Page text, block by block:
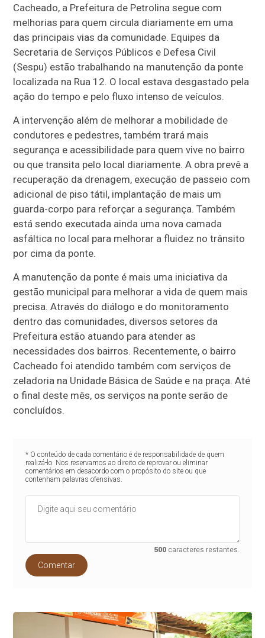
Cacheado, a Prefeitura de Petrolina segue com
melhorias para quem circula diariamente em uma
das principais vias da comunidade. Equipes da
Secretaria de Serviços Públicos e Defesa Civil
(Sespu) estão trabalhando na manutenção da ponte
localizada na Rua 12. O local estava desgastado pela
ação do tempo e pelo fluxo intenso de veículos.
A intervenção além de melhorar a mobilidade de
condutores e pedestres, também trará mais
segurança e acessibilidade para quem vive no bairro
ou que transita pelo local diariamente. A obra prevê a
recuperação da drenagem, execução de passeio com
adicional de piso tátil, implantação de mais um
guarda-corpo para reforçar a segurança. Também
está sendo executada ainda uma nova camada
asfáltica no local para melhorar a fluidez no trânsito
por cima da ponte.
A manutenção da ponte é mais uma iniciativa da
gestão municipal para melhorar a vida de quem mais
precisa. Através do diálogo e do monitoramento
dentro das comunidades, diversos setores da
Prefeitura estão atuando para atender as
necessidades dos bairros. Recentemente, o bairro
Cacheado foi atendido também com serviços de
zeladoria na Unidade Básica de Saúde e na praça. Até
o final deste mês, os serviços na ponte serão de
concluídos.
* O conteúdo de cada comentário é de responsabilidade de quem
realizá-lo. Nos reservamos ao direito de reprovar ou eliminar
comentários em desacordo com o propósito do site ou que
contenham palavras ofensivas.
500 caracteres restantes.
Comentar